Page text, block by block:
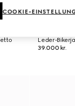
Leder-
39.000 kr.
COOKIE-